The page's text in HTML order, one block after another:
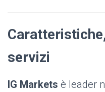
servizi
IG Markets è leader